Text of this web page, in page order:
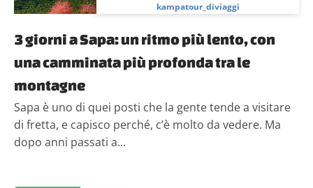
kampatour_diviaggi
3 giorni a Sapa: un ritmo più lento, con
una camminata più profonda tra le
montagne
Sapa è uno di quei posti che la gente tende a visitare
di fretta, e capisco perché, c’è molto da vedere. Ma
dopo anni passati a...